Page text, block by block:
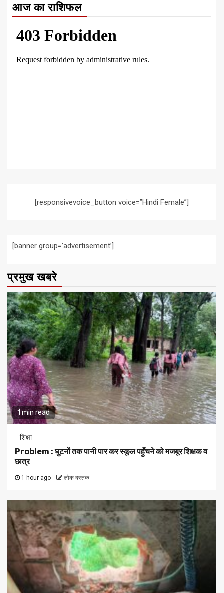
आज का राशिफल
[responsivevoice_button voice=”Hindi Female”]
[banner group=’advertisement’]
प्रमुख खबरे
1 min read
शिक्षा
Problem : घुटनों तक पानी पार कर स्कूल पहुँचने को मजबूर शिक्षक व
छात्र
1 hour ago लोक दस्तक